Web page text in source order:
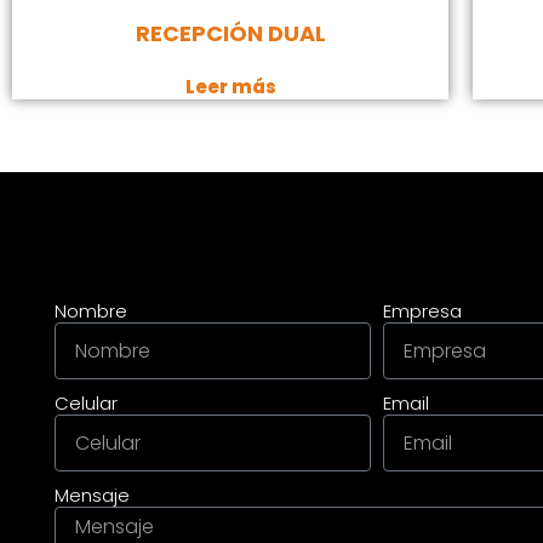
RECEPCIÓN DUAL
Leer más
Nombre Empresa
Celular Email
Mensaje